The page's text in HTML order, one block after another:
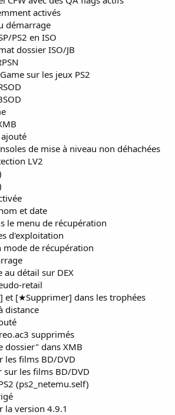
activés
démarrage
PS2 en ISO
dossier ISO/JB
sur les jeux PS2
de mise à niveau non déhachées
LV2
et date
le menu de récupération
d'exploitation
mode de récupération
détail sur DEX
retail
[★Supprimer] dans les trophées
distance
supprimés
dossier" dans XMB
les films BD/DVD
sur les films BD/DVD
(ps2_netemu.self)
la version 4.9.1